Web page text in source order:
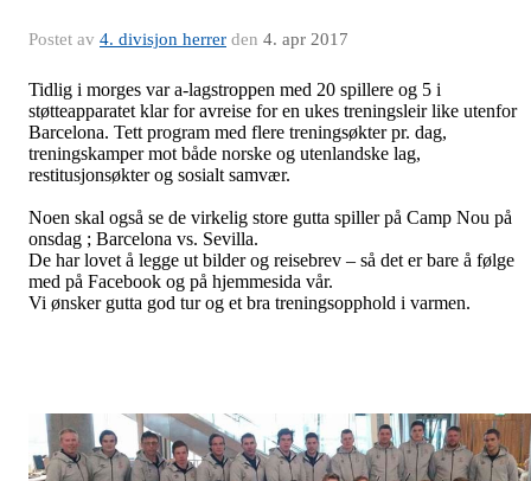
Postet av 4. divisjon herrer den 4. apr 2017
Tidlig i morges var a-lagstroppen med 20 spillere og 5 i
støtteapparatet klar for avreise for en ukes treningsleir like utenfor
Barcelona. Tett program med flere treningsøkter pr. dag,
treningskamper mot både norske og utenlandske lag,
restitusjonsøkter og sosialt samvær.
Noen skal også se de virkelig store gutta spiller på Camp Nou på
onsdag ; Barcelona vs. Sevilla.
De har lovet å legge ut bilder og reisebrev – så det er bare å følge
med på Facebook og på hjemmesida vår.
Vi ønsker gutta god tur og et bra treningsopphold i varmen.